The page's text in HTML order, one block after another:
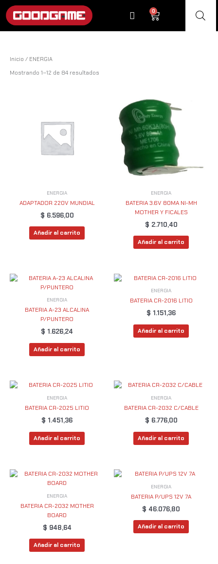
contenido
0
Cart
Inicio / ENERGIA
Mostrando 1–12 de 84 resultados
ENERGIA
ADAPTADOR 220V MUNDIAL
$ 6.596,00
Añadir al carrito
ENERGIA
BATERIA 3.6V 80MA NI-MH
MOTHER Y FICALES
$ 2.710,40
Añadir al carrito
ENERGIA
BATERIA A-23 ALCALINA
P/PUNTERO
$ 1.626,24
Añadir al carrito
ENERGIA
BATERIA CR-2016 LITIO
$ 1.151,36
Añadir al carrito
ENERGIA
BATERIA CR-2025 LITIO
$ 1.451,36
Añadir al carrito
ENERGIA
BATERIA CR-2032 C/CABLE
$ 6.776,00
Añadir al carrito
ENERGIA
BATERIA CR-2032 MOTHER
BOARD
$ 948,64
Añadir al carrito
ENERGIA
BATERIA P/UPS 12V 7A
$ 46.076,80
Añadir al carrito